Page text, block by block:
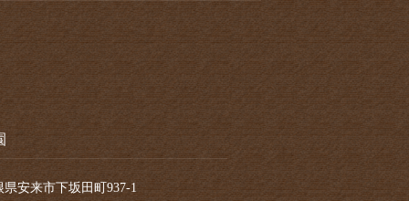
県安来市下坂田町937-1